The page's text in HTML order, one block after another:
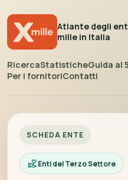
Atlante degli
mille in Italia
RicercaStatisticheGuida al
Per i fornitoriContatti
SCHEDA ENTE
Enti del Terzo Settore